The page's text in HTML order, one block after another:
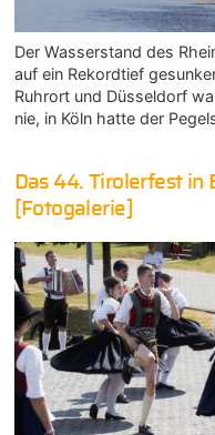
Der Wasserstand des
auf ein Rekordtief
Ruhrort und Düsseldorf
nie, in Köln hatte der
Das 44. Tirolerfest in
[Fotogalerie]